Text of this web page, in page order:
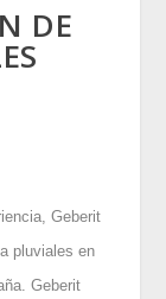
DE
Geberit
pluviales en
Geberit